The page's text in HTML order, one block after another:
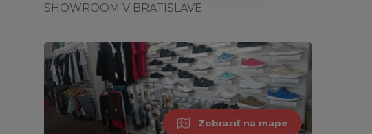
SHOWROOM V BRATISLAVE
Zobraziť na mape